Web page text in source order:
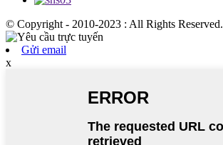
© Copyright - 2010-2023 : All Rights Reserved.
Gửi email
x